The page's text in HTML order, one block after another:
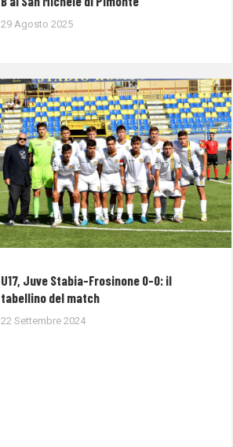
29 Agosto 2025
U17, Juve Stabia-Frosinone 0-0: il
tabellino del match
22 Settembre 2024